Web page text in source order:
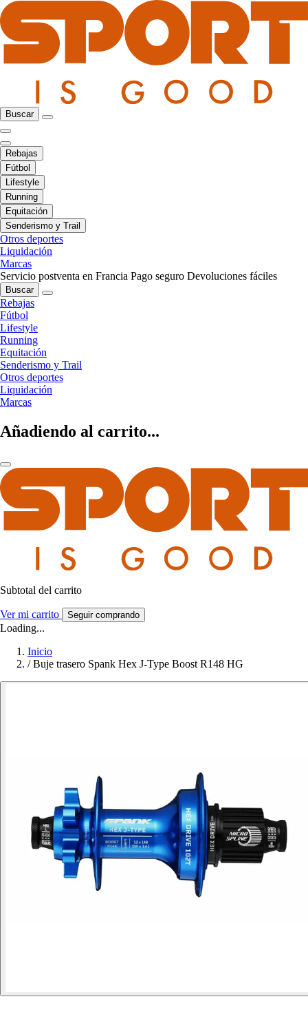
Buscar
Rebajas
Fútbol
Lifestyle
Running
Equitación
Senderismo y Trail
Otros deportes
Liquidación
Marcas
Servicio postventa en Francia Pago seguro Devoluciones fáciles
Buscar
Rebajas
Fútbol
Lifestyle
Running
Equitación
Senderismo y Trail
Otros deportes
Liquidación
Marcas
Añadiendo al carrito...
Subtotal del carrito
Ver mi carrito Seguir comprando
Loading...
Inicio
/ Buje trasero Spank Hex J-Type Boost R148 HG